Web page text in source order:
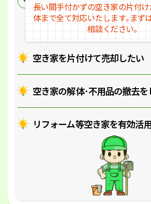
空き家を片付けて売却したい
空き家の解体･不用品の撤去
リフォーム等空き家を有効活
長い間手付かずの空き家の片付
体まで全て対応いたします｡ まず
相談ください｡